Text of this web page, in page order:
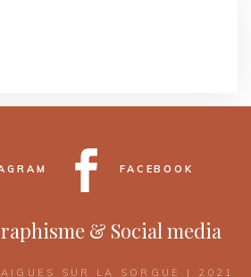
& Social media
SUR LA SORGUE | 2021
FACEBOOK